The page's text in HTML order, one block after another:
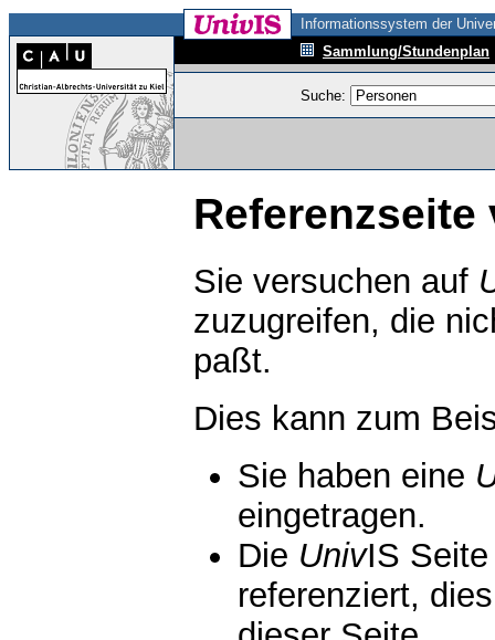
Informationssystem der
Sammlung/Stundenplan
Suche:
Referenzseite
Sie versuchen auf
zuzugreifen, die
paßt.
Dies kann zum
Sie haben eine
eingetragen.
Die UnivIS
referenziert,